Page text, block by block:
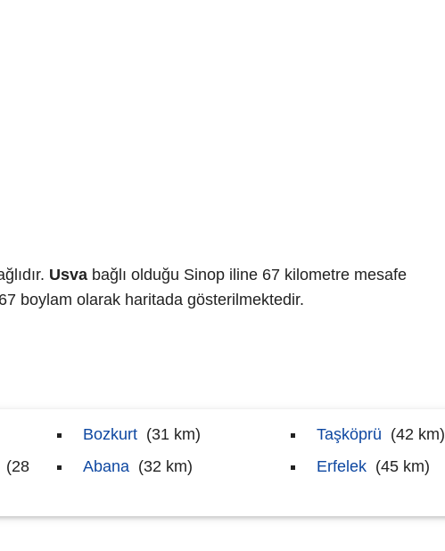
Usva bağlı olduğu Sinop iline 67 kilometre mesafe
boylam olarak haritada gösterilmektedir.
(28
Bozkurt (31 km)
Abana (32 km)
Taşköprü (42 km)
Erfelek (45 km)